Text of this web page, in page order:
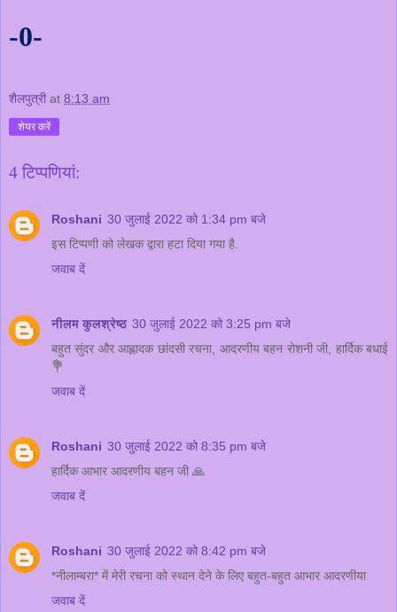
-0-
शैलपुत्री at 8:13 am
शेयर करें
4 टिप्‍पणियां:
Roshani 30 जुलाई 2022 को 1:34 pm बजे
इस टिप्पणी को लेखक द्वारा हटा दिया गया है.
जवाब दें
नीलम कुलश्रेष्ठ 30 जुलाई 2022 को 3:25 pm बजे
बहुत सुंदर और आह्लादक छांदसी रचना, आदरणीय बहन रोशनी जी, हार्दिक बधाई
💐
जवाब दें
Roshani 30 जुलाई 2022 को 8:35 pm बजे
हार्दिक आभार आदरणीय बहन जी 🙏
जवाब दें
Roshani 30 जुलाई 2022 को 8:42 pm बजे
*नीलाम्बरा* में मेरी रचना को स्थान देने के लिए बहुत-बहुत आभार आदरणीया
जवाब दें